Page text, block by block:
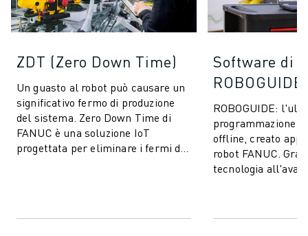
ZDT (Zero Down Time)
Un guasto al robot può causare un
significativo fermo di produzione
del sistema. Zero Down Time di
FANUC è una soluzione IoT
progettata per eliminare i fermi di
Software di
ROBOGUIDE
ROBOGUIDE:
programmazione
offline, creato
robot FANUC.
tecnologia